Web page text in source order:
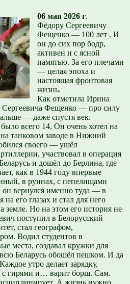
06 мая 2026 г.
Фёдору Сергеевичу
Фещенко — 100 лет . И
он до сих пор бодр,
активен и с ясной
памятью. За его плечами
— целая эпоха и
настоящая фронтовая
жизнь.
Как отметила Ирина
Сергеевича Фещенко — про силу
— даже спустя век.
всего 14. Он очень хотел на
танковом заводе в Нижний
своего — ушёл
участвовал в операция
и дошёл до Берлина, где
как в 1944 году впервые
в руинах, с пепелищами
вернулся именно туда — в
его глазах и стал для него
Но на этом его история не
поступил в Белорусский
стал географом,
Водил студентов в
места, создавал кружки для
Беларусь обошёл пешком. И да
утро делает зарядку,
с гирями и… варит борщ. Сам.